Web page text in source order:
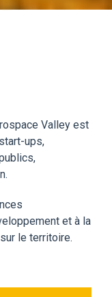
Valley est
ups,
et à la
le territoire.